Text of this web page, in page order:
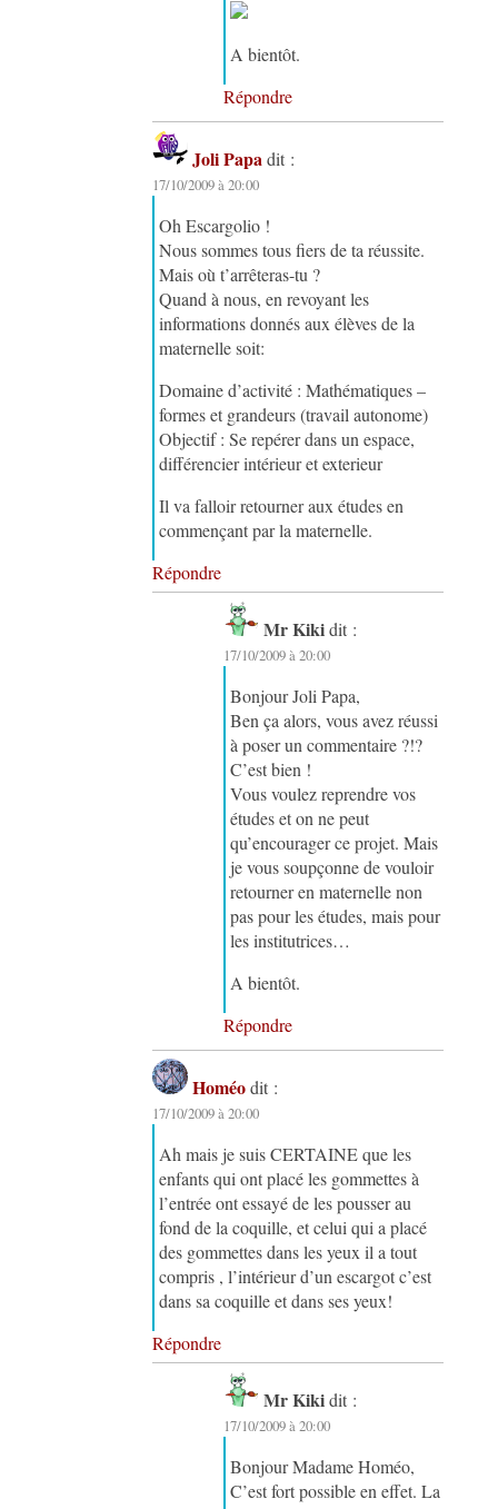
A bientôt.
Répondre
Joli Papa dit :
17/10/2009 à 20:00
Oh Escargolio !
Nous sommes tous fiers de ta réussite.
Mais où t’arrêteras-tu ?
Quand à nous, en revoyant les
informations donnés aux élèves de la
maternelle soit:
Domaine d’activité : Mathématiques –
formes et grandeurs (travail autonome)
Objectif : Se repérer dans un espace,
différencier intérieur et exterieur
Il va falloir retourner aux études en
commençant par la maternelle.
Répondre
Mr Kiki dit :
17/10/2009 à 20:00
Bonjour Joli Papa,
Ben ça alors, vous avez réussi
à poser un commentaire ?!?
C’est bien !
Vous voulez reprendre vos
études et on ne peut
qu’encourager ce projet. Mais
je vous soupçonne de vouloir
retourner en maternelle non
pas pour les études, mais pour
les institutrices…
A bientôt.
Répondre
Homéo dit :
17/10/2009 à 20:00
Ah mais je suis CERTAINE que les
enfants qui ont placé les gommettes à
l’entrée ont essayé de les pousser au
fond de la coquille, et celui qui a placé
des gommettes dans les yeux il a tout
compris , l’intérieur d’un escargot c’est
dans sa coquille et dans ses yeux!
Répondre
Mr Kiki dit :
17/10/2009 à 20:00
Bonjour Madame Homéo,
C’est fort possible en effet. La